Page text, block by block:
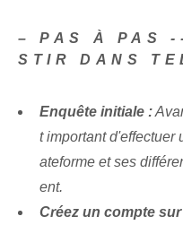
– PAS À PAS
STIR DANS
Enquête initiale :
t important d'effectuer
ateforme et ⁤ses
ent.
Créez un compte